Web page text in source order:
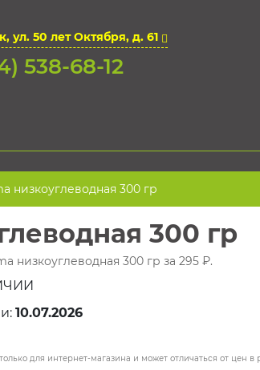
ул. 50 лет Октября, д. 61
538-68-12
низкоуглеводная 300 гр
300 гр
низкоуглеводная 300 гр за 295 ₽.
10.07.2026
для интернет-магазина и может отличаться от цен в